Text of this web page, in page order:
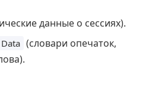
данные о сессиях).
(словари опечаток,